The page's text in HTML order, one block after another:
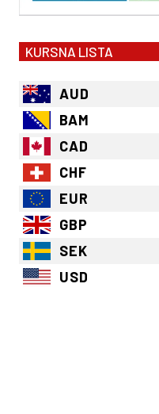
KURSNA LISTA
AUD
BAM
CAD
CHF
EUR
GBP
SEK
USD